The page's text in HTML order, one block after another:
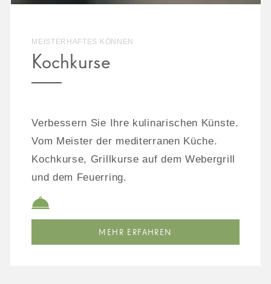
MEISTERHAFTES KÖNNEN
Kochkurse
Verbessern Sie Ihre kulinarischen Künste.
Vom Meister der mediterranen Küche.
Kochkurse, Grillkurse auf dem Webergrill
und dem Feuerring.
MEHR ERFAHREN